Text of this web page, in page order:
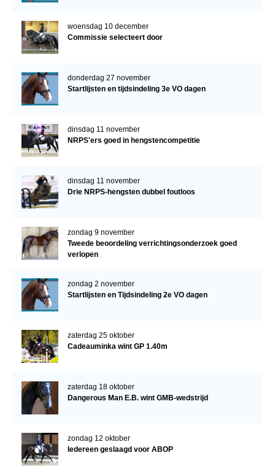
woensdag 10 december
Commissie selecteert door
donderdag 27 november
Startlijsten en tijdsindeling 3e VO dagen
dinsdag 11 november
NRPS'ers goed in hengstencompetitie
dinsdag 11 november
Drie NRPS-hengsten dubbel foutloos
zondag 9 november
Tweede beoordeling verrichtingsonderzoek goed
verlopen
zondag 2 november
Startlijsten en Tijdsindeling 2e VO dagen
zaterdag 25 oktober
Cadeauminka wint GP 1.40m
zaterdag 18 oktober
Dangerous Man E.B. wint GMB-wedstrijd
zondag 12 oktober
Iedereen geslaagd voor ABOP